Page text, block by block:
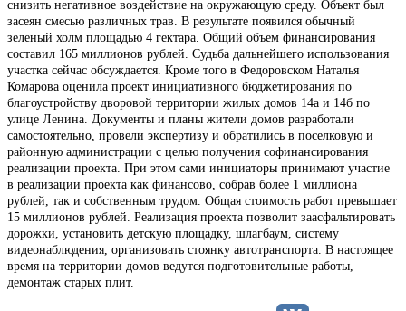
снизить негативное воздействие на окружающую среду. Объект был
засеян смесью различных трав. В результате появился обычный
зеленый холм площадью 4 гектара. Общий объем финансирования
составил 165 миллионов рублей. Судьба дальнейшего использования
участка сейчас обсуждается. Кроме того в Федоровском Наталья
Комарова оценила проект инициативного бюджетирования по
благоустройству дворовой территории жилых домов 14а и 14б по
улице Ленина. Документы и планы жители домов разработали
самостоятельно, провели экспертизу и обратились в поселковую и
районную администрации с целью получения софинансирования
реализации проекта. При этом сами инициаторы принимают участие
в реализации проекта как финансово, собрав более 1 миллиона
рублей, так и собственным трудом. Общая стоимость работ превышает
15 миллионов рублей. Реализация проекта позволит заасфальтировать
дорожки, установить детскую площадку, шлагбаум, систему
видеонаблюдения, организовать стоянку автотранспорта. В настоящее
время на территории домов ведутся подготовительные работы,
демонтаж старых плит.